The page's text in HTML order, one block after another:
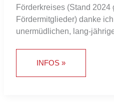
Förderkreises (Stand 2024
Fördermitglieder) danke
unermüdlichen, lang-
INFOS »